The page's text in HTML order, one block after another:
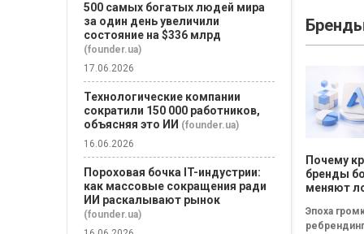
Неудачная
Почему
бренды
меняют
Эпоха
500 самых богатых людей мира
за один день увеличили
состояние на $336 млрд
(founder.ua)
17.06.2026
Технологические компании
сократили 150 000 работников,
объясняя это ИИ (founder.ua)
16.06.2026
Пороховая бочка IT-индустрии:
как массовые сокращения ради
ИИ раскалывают рынок
(founder.ua)